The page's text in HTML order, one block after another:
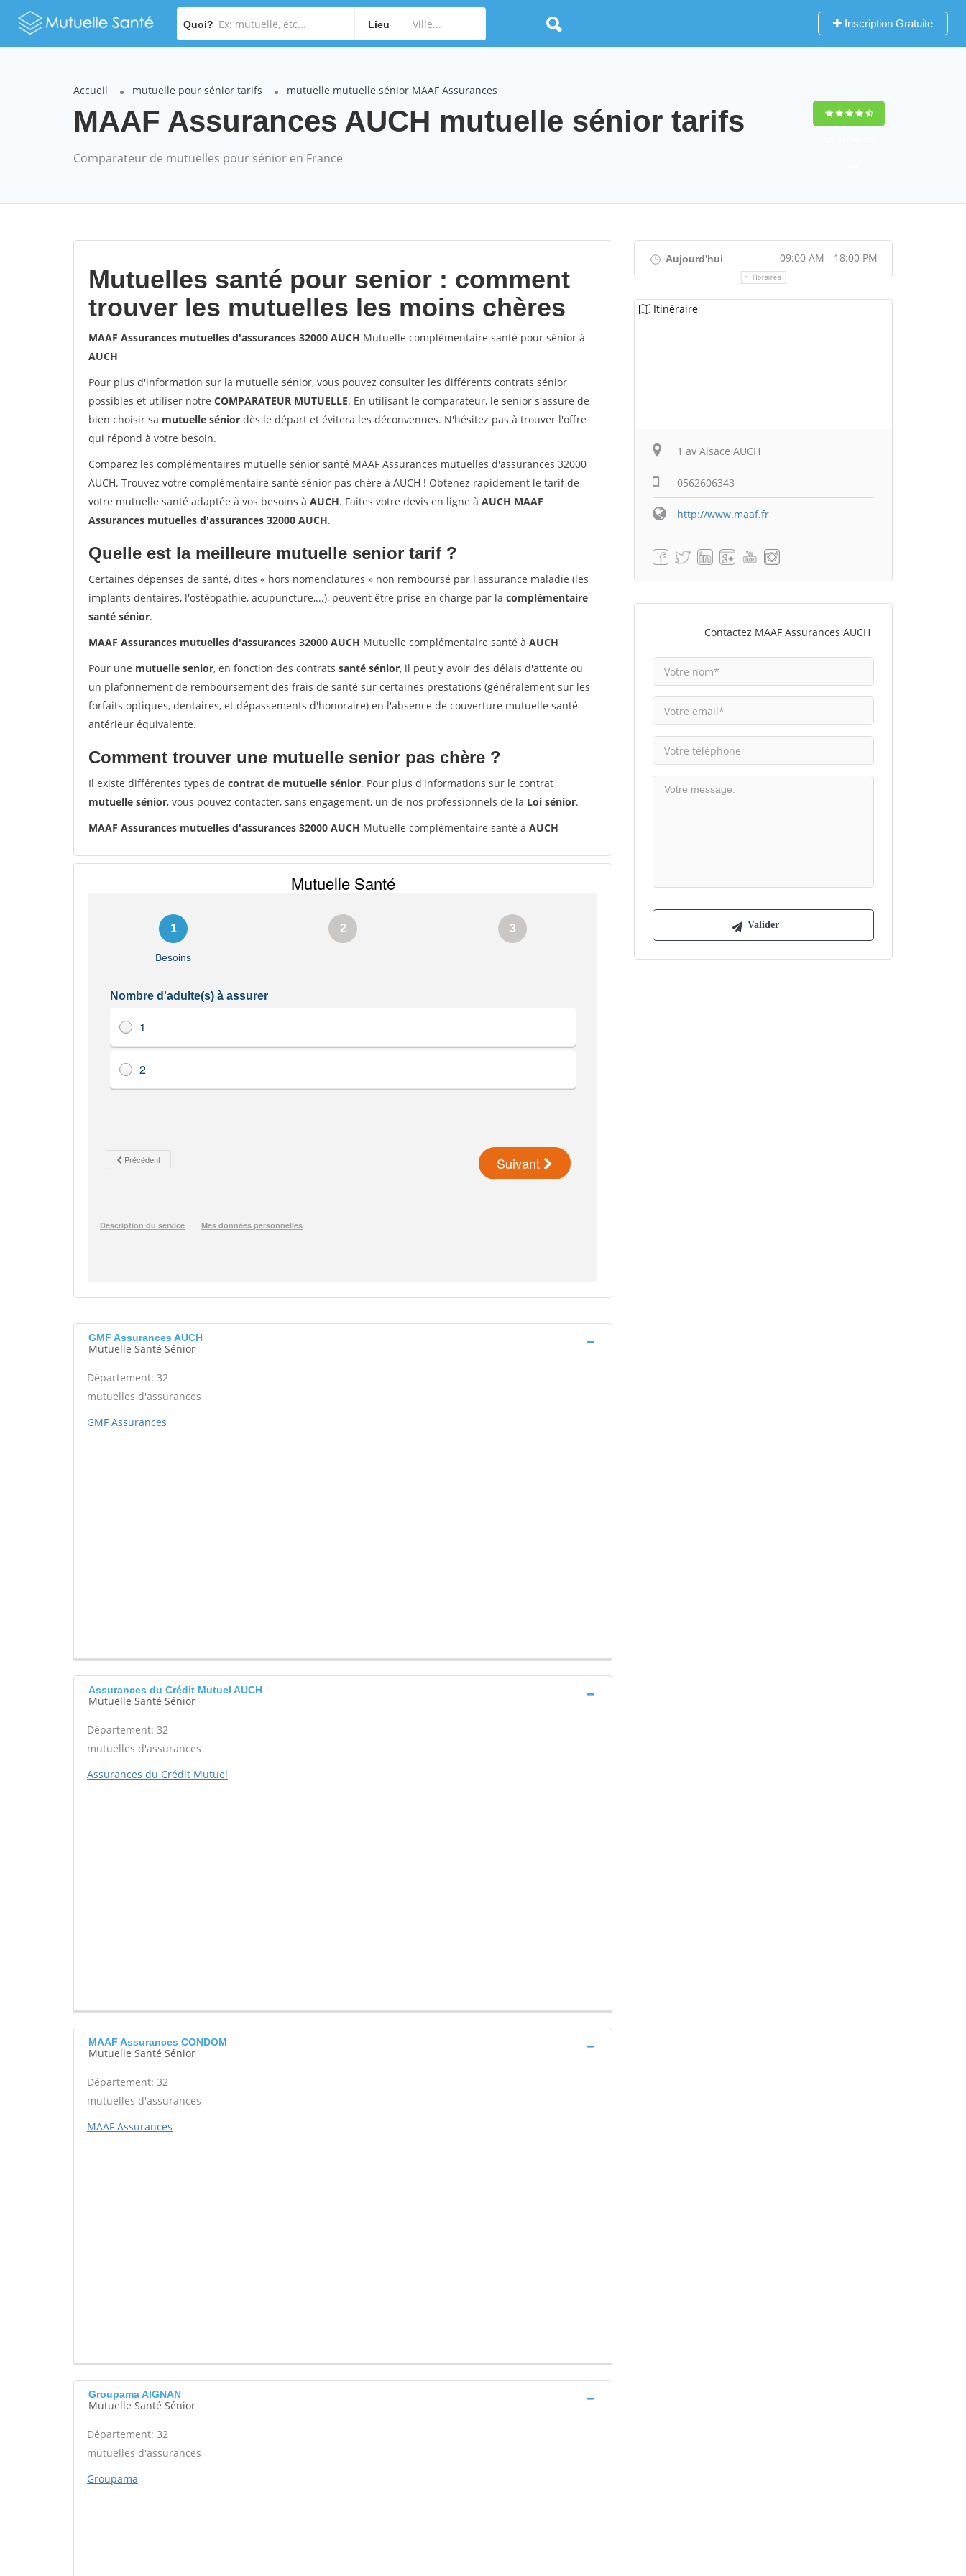
Quoi? Lieu Inscription Gratuite
Accueil mutuelle pour sénior tarifs mutuelle mutuelle sénior MAAF Assurances
MAAF Assurances AUCH mutuelle sénior tarifs
Comparateur de mutuelles pour sénior en France
Mutuelles santé pour senior : comment
trouver les mutuelles les moins chères
MAAF Assurances mutuelles d'assurances 32000 AUCH Mutuelle complémentaire santé pour sénior à
AUCH
Pour plus d'information sur la mutuelle sénior, vous pouvez consulter les différents contrats sénior
possibles et utiliser notre COMPARATEUR MUTUELLE. En utilisant le comparateur, le senior s'assure de
bien choisir sa mutuelle sénior dès le départ et évitera les déconvenues. N'hésitez pas à trouver l'offre
qui répond à votre besoin.
Comparez les complémentaires mutuelle sénior santé MAAF Assurances mutuelles d'assurances 32000
AUCH. Trouvez votre complémentaire santé sénior pas chère à AUCH ! Obtenez rapidement le tarif de
votre mutuelle santé adaptée à vos besoins à AUCH. Faites votre devis en ligne à AUCH MAAF
Assurances mutuelles d'assurances 32000 AUCH.
Quelle est la meilleure mutuelle senior tarif ?
Certaines dépenses de santé, dites « hors nomenclatures » non remboursé par l'assurance maladie (les
implants dentaires, l'ostéopathie, acupuncture,...), peuvent être prise en charge par la complémentaire
santé sénior.
MAAF Assurances mutuelles d'assurances 32000 AUCH Mutuelle complémentaire santé à AUCH
Pour une mutuelle senior, en fonction des contrats santé sénior, il peut y avoir des délais d'attente ou
un plafonnement de remboursement des frais de santé sur certaines prestations (généralement sur les
forfaits optiques, dentaires, et dépassements d'honoraire) en l'absence de couverture mutuelle santé
antérieur équivalente.
Comment trouver une mutuelle senior pas chère ?
Il existe différentes types de contrat de mutuelle sénior. Pour plus d'informations sur le contrat
mutuelle sénior, vous pouvez contacter, sans engagement, un de nos professionnels de la Loi sénior.
MAAF Assurances mutuelles d'assurances 32000 AUCH Mutuelle complémentaire santé à AUCH
GMF Assurances AUCH
Mutuelle Santé Sénior
Département: 32
mutuelles d'assurances
GMF Assurances
Assurances du Crédit Mutuel AUCH
Mutuelle Santé Sénior
Département: 32
mutuelles d'assurances
Assurances du Crédit Mutuel
MAAF Assurances CONDOM
Mutuelle Santé Sénior
Département: 32
mutuelles d'assurances
MAAF Assurances
Groupama AIGNAN
Mutuelle Santé Sénior
Département: 32
mutuelles d'assurances
Groupama
Aujourd'hui 09:00 AM - 18:00 PM
Horaires
Itinéraire
1 av Alsace AUCH
0562606343
http://www.maaf.fr
Contactez MAAF Assurances AUCH